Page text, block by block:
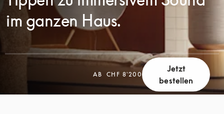
im ganzen Haus.
AB CHF 8'200
Jetzt
bestellen